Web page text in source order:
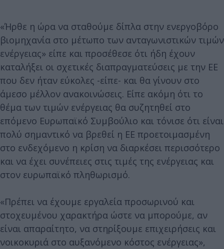
«Ήρθε η ώρα να σταθούμε δίπλα στην ενεργοβόρο
βιομηχανία στο μέτωπο των ανταγωνιστικών τιμών
ενέργειας» είπε και προσέθεσε ότι ήδη έχουν
καταλήξει οι σχετικές διαπραγματεύσεις με την ΕΕ
που δεν ήταν εύκολες -είπε- και θα γίνουν στο
άμεσο μέλλον ανακοινώσεις. Είπε ακόμη ότι το
θέμα των τιμών ενέργειας θα συζητηθεί στο
επόμενο Ευρωπαϊκό Συμβούλιο και τόνισε ότι είναι
πολύ σημαντικό να βρεθεί η ΕΕ προετοιμασμένη
στο ενδεχόμενο η κρίση να διαρκέσει περισσότερο
και να έχει συνέπειες στις τιμές της ενέργειας και
στον ευρωπαϊκό πληθωρισμό.
«Πρέπει να έχουμε εργαλεία προσωρινού και
στοχευμένου χαρακτήρα ώστε να μπορούμε, αν
είναι απαραίτητο, να στηρίξουμε επιχειρήσεις και
νοικοκυριά στο αυξανόμενο κόστος ενέργειας»,